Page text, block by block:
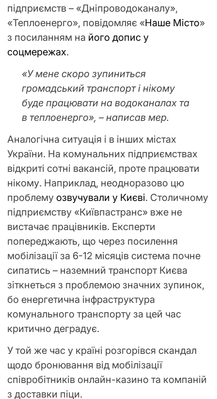
підприємств – «Дніпроводоканалу»,
«Теплоенерго», повідомляє «Наше Місто»
з посиланням на його допис у
соцмережах.
«У мене скоро зупиниться
громадський транспорт і нікому
буде працювати на водоканалах та
в теплоенерго», – написав мер.
Аналогічна ситуація і в інших містах
України. На комунальних підприємствах
відкриті сотні вакансій, проте працювати
нікому. Наприклад, неодноразово цю
проблему озвучували у Києві. Столичному
підприємству «Київпастранс» вже не
вистачає працівників. Експерти
попереджають, що через посилення
мобілізації за 6-12 місяців система почне
сипатись – наземний транспорт Києва
зіткнеться з проблемою значних зупинок,
бо енергетична інфраструктура
комунального транспорту за цей час
критично деградує.
У той же час у країні розгорівся скандал
щодо бронювання від мобілізації
співробітників онлайн-казино та компаній
з доставки піци.